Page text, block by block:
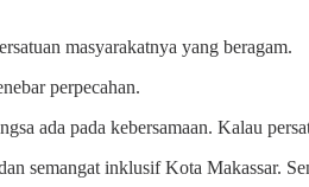
masyarakatnya yang beragam.
perpecahan.
ada pada kebersamaan. Kalau
semangat inklusif Kota Makassar.